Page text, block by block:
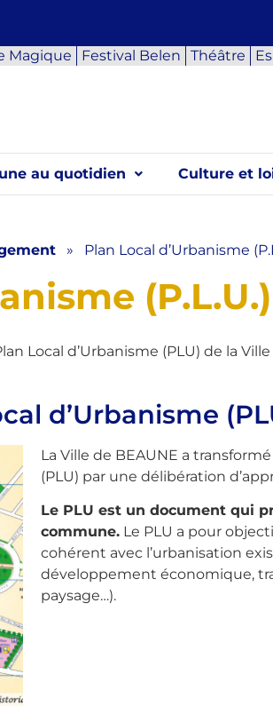
Magique Festival Belen Théâtre
au quotidien Culture et
» Plan Local d’Urbanisme
Local d’Urbanisme (PLU) de la
d’Urbanisme
La Ville de BEAUNE a
(PLU) par une délibération
Le PLU est un document qui
commune.Le PLU a pour
cohérent avec l’urbanisation
développement économique,
paysage…).